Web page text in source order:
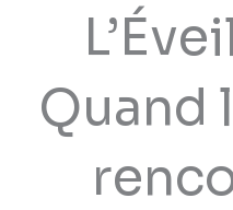
Quand
problems